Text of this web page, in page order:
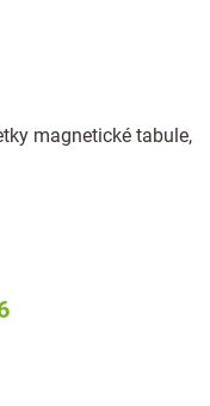
magnetické tabule,